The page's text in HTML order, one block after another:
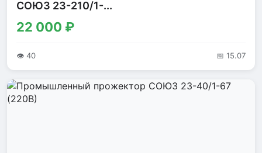
СОЮЗ 23-210/1-...
22 000 ₽
👁 40 📅 15.07